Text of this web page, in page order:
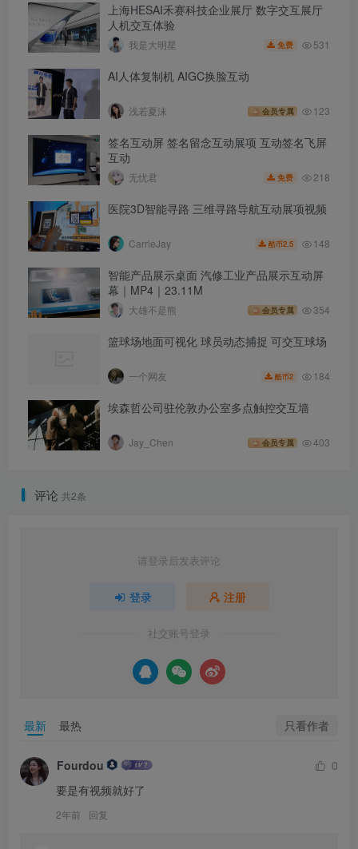
上海HESAI禾赛科技企业展厅 数字交互展厅
人机交互体验
我是大明星 免费 531
AI人体复制机 AIGC换脸互动
浅若夏沫 会员专属 123
签名互动屏 签名留念互动展项 互动签名飞屏
互动
无忧君 免费 218
医院3D智能寻路 三维寻路导航互动展项视频
CarrieJay 酷币2.5 148
智能产品展示桌面 汽修工业产品展示互动屏
幕｜MP4｜23.11M
大雄不是熊 会员专属 354
篮球场地面可视化 球员动态捕捉 可交互球场
一个网友 酷币2 184
埃森哲公司驻伦敦办公室多点触控交互墙
Jay_Chen 会员专属 403
评论 共2条
请登录后发表评论
登录 注册
社交账号登录
最新 最热 只看作者
Fourdou
0
要是有视频就好了
2年前 回复